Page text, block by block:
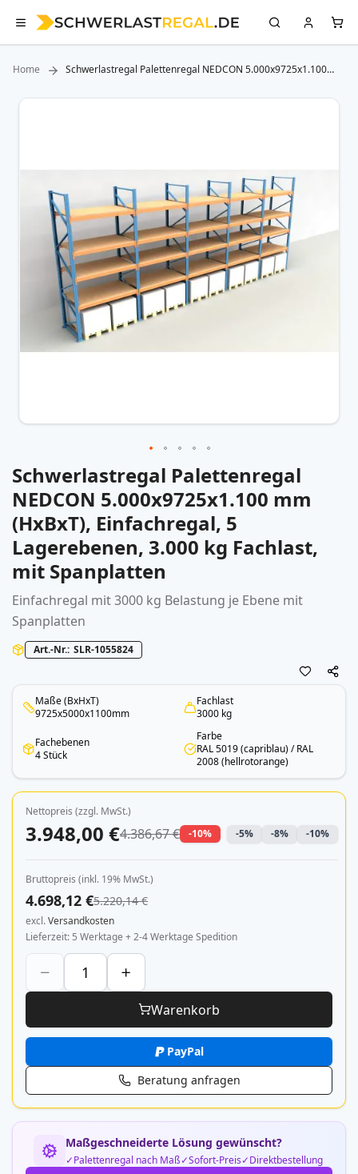
Home
Schwerlastregal Palettenregal NEDCON 5.000x9725x1.100
Zum
Zum
Anfang
der
Bildergalerie
springen
Schwerlastregal Palettenregal
NEDCON 5.000x9725x1.100 mm
(HxBxT), Einfachregal, 5
Lagerebenen, 3.000 kg Fachlast,
mit Spanplatten
Einfachregal mit 3000 kg Belastung je Ebene mit
Spanplatten
Art.-Nr. SLR-1055824
Maße (BxHxT)
9725x5000x1100mm
Fachlast
3000 kg
Fachebenen
4 Stück
Farbe
RAL 5019 (capriblau) / RAL
2008 (hellrotorange)
Nettopreis (zzgl. MwSt.)
3.948,00 €4.386,67 € -10% -5% -8% -10%
Bruttopreis (inkl. 19% MwSt.)
4.698,12 €5.220,14 €
excl.Versandkosten
Lieferzeit 5 Werktage + 2-4 Werktage Spedition
Warenkorb
PayPal
Beratung anfragen
Maßgeschneiderte Lösung gewünscht?
Palettenregal nach Maß Sofort-Preis
Direktbestellung